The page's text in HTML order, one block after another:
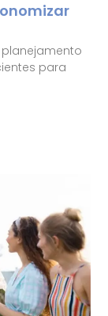
para